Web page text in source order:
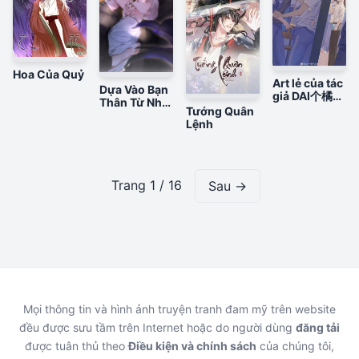
Hoa Của Quỷ
Dựa Vào Bạn
Thân Từ Nhỏ
Tướng Quân
Lệnh
Art lẻ của tác
giả DAI个橘子
Trang 1 / 16 Sau →
Mọi thông tin và hình ảnh truyện tranh đam mỹ trên website
đều được sưu tầm trên Internet hoặc do người dùng đăng tải
được tuân thủ theoĐiều kiện và chính sách của chúng tôi,